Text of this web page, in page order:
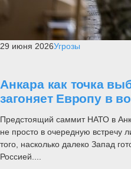
29 июня 2026Угрозы
Анкара как точка
загоняет Европу в
Предстоящий саммит НАТО в
не просто в очередную встречу
того, насколько далеко Запад
Россией....